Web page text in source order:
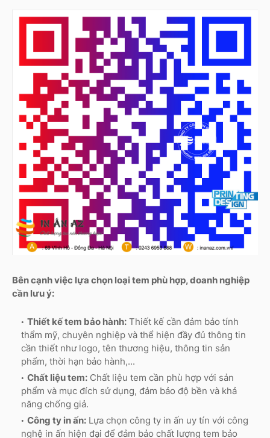
Bên cạnh việc lựa chọn loại tem phù hợp, doanh nghiệp
cần lưu ý:
Thiết kế tem bảo hành: Thiết kế cần đảm bảo tính
thẩm mỹ, chuyên nghiệp và thể hiện đầy đủ thông tin
cần thiết như logo, tên thương hiệu, thông tin sản
phẩm, thời hạn bảo hành,...
Chất liệu tem: Chất liệu tem cần phù hợp với sản
phẩm và mục đích sử dụng, đảm bảo độ bền và khả
năng chống giả.
Công ty in ấn: Lựa chọn công ty in ấn uy tín với công
nghệ in ấn hiện đại để đảm bảo chất lượng tem bảo